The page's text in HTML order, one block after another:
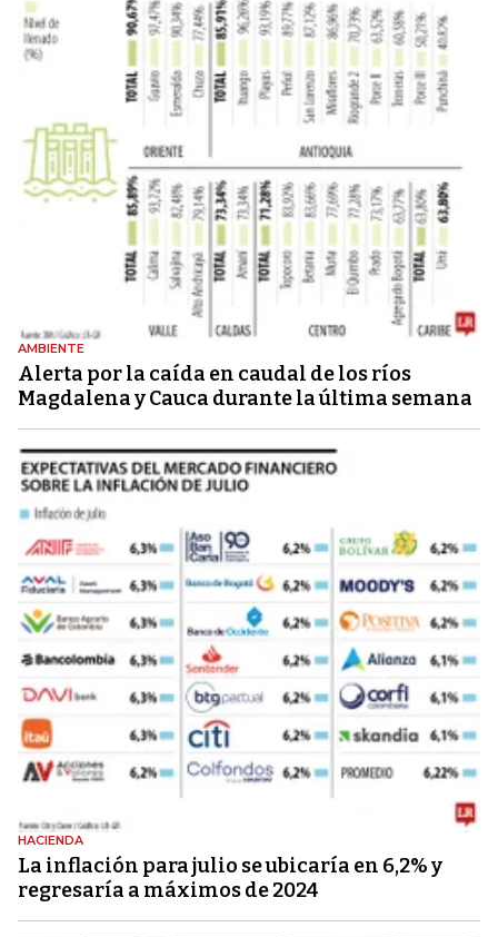
AMBIENTE
Alerta por la caída en caudal de los ríos
Magdalena y Cauca durante la última semana
HACIENDA
La inflación para julio se ubicaría en 6,2% y
regresaría a máximos de 2024